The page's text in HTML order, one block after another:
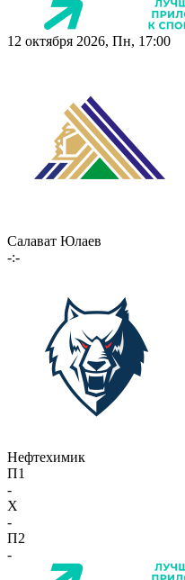
12 октября 2026, Пн, 17:00
Салават Юлаев
-:-
Нефтехимик
П1
-
X
-
П2
-